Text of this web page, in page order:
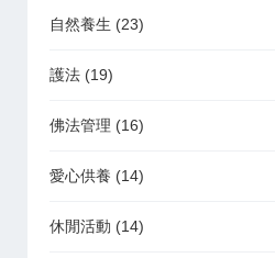
自然養生 (23)
護法 (19)
佛法管理 (16)
愛心供養 (14)
休閒活動 (14)